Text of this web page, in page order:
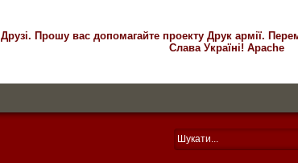
Друзі. Прошу вас допомагайте проекту Друк армії.
Слава Україні! Apache